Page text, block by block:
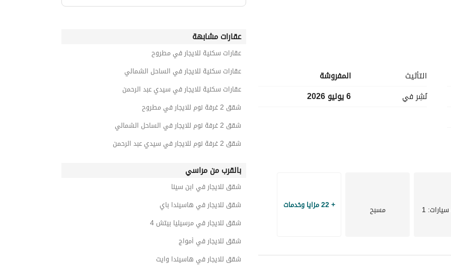
بتصميم يوناني بمباني بيضاء وزرقاء، وتقع على أعلى تل في سيدي عبد الرحمن (الكيلو 125 طريق الإسكندرية-
التأثيث
المفروشة
نُشِر في
6 يوليو 2026
: 1 مسبح + 22 مزايا وخدمات
عقارات مشابهة
عقارات سكنية للايجار في مطروح
عقارات سكنية للايجار في الساحل الشمالي
عقارات سكنية للايجار في سيدي عبد الرحمن
شقق 2 غرفة نوم للايجار في مطروح
شقق 2 غرفة نوم للايجار في الساحل الشمالي
شقق 2 غرفة نوم للايجار في سيدي عبد الرحمن
بالقرب من مراسي
شقق للايجار في ابن سينا
شقق للايجار في هاسيندا باي
شقق للايجار في مرسيليا بيتش 4
شقق للايجار في أمواج
شقق للايجار في هاسيندا وايت